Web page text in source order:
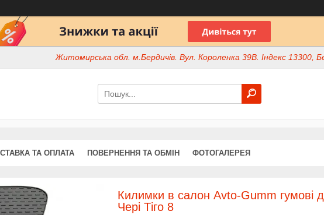
Житомирська обл. м.Бердичів. Вул. Короленка 39В. Індекс 13300,
ТА ОПЛАТА ПОВЕРНЕННЯ ТА ОБМІН ФОТОГАЛЕРЕЯ
Килимки в салон Avto-Gumm гумові
Чері Тіго 8